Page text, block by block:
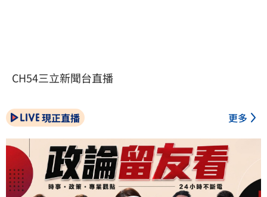
CH54三立新聞台直播
現正直播 更多